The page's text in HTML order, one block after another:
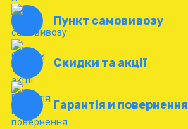
Пункт самовивозу
Скидки та акції
Гарантія и повернення